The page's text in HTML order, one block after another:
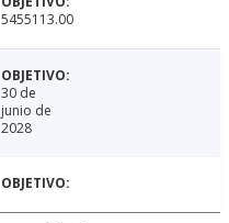
5455113.00
30 de
junio de
2028